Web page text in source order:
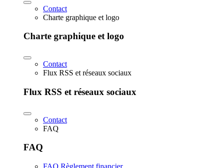
Contact
Charte graphique et logo
Charte graphique et logo
Contact
Flux RSS et réseaux sociaux
Flux RSS et réseaux sociaux
Contact
FAQ
FAQ
FAQ Règlement financier